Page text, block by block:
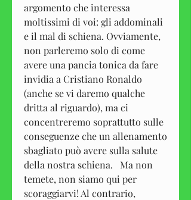
argomento che interessa
moltissimi di voi: gli addominali
e il mal di schiena. Ovviamente,
non parleremo solo di come
avere una pancia tonica da fare
invidia a Cristiano Ronaldo
(anche se vi daremo qualche
dritta al riguardo), ma ci
concentreremo soprattutto sulle
conseguenze che un allenamento
sbagliato può avere sulla salute
della nostra schiena.   Ma non
temete, non siamo qui per
scoraggiarvi! Al contrario,